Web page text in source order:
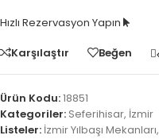
Hızlı Rezervasyon Yapın
Karşılaştır
Beğen
Ürün Kodu:18851
Kategoriler: Seferihisar, İzmir
Listeler: İzmir Yılbaşı Mekanları,